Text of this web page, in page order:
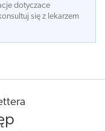
dotyczace
się z lekarzem